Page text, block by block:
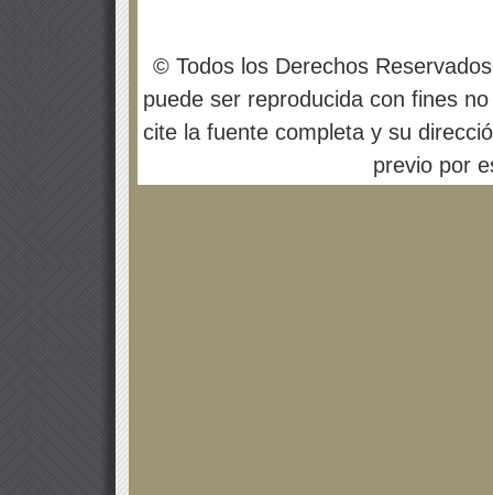
© Todos los Derechos
puede ser reproducida con fines
cite la fuente completa y su
previo por